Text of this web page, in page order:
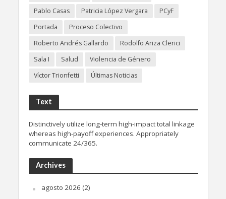
Pablo Casas
Patricia López Vergara
PCyF
Portada
Proceso Colectivo
Roberto Andrés Gallardo
Rodolfo Ariza Clerici
Sala I
Salud
Violencia de Género
Víctor Trionfetti
Últimas Noticias
Text
Distinctively utilize long-term high-impact total linkage
whereas high-payoff experiences. Appropriately
communicate 24/365.
Archives
agosto 2026 (2)